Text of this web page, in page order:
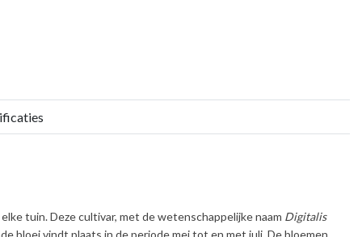
tuin. Deze cultivar, met de wetenschappelijke naam Digitalis
bloei vindt plaats in de periodemei tot en met juli . De bloemen